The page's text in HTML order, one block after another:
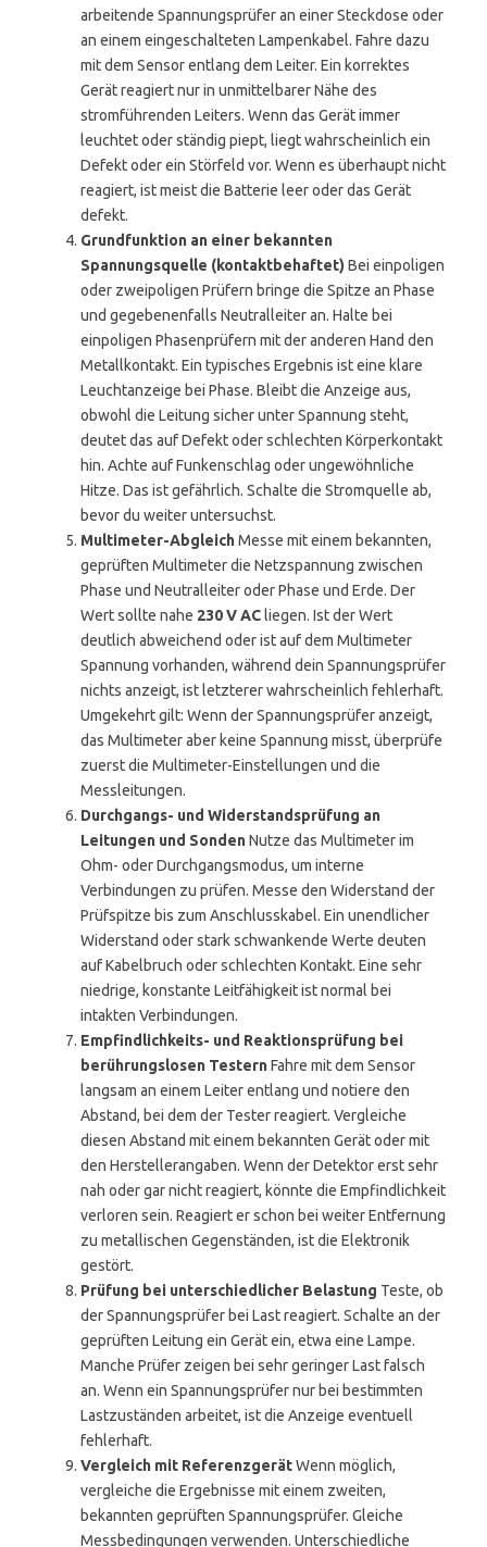
arbeitende Spannungsprüfer an einer Steckdose oder
an einem eingeschalteten Lampenkabel. Fahre dazu
mit dem Sensor entlang dem Leiter. Ein korrektes
Gerät reagiert nur in unmittelbarer Nähe des
stromführenden Leiters. Wenn das Gerät immer
leuchtet oder ständig piept, liegt wahrscheinlich ein
Defekt oder ein Störfeld vor. Wenn es überhaupt nicht
reagiert, ist meist die Batterie leer oder das Gerät
defekt.
Grundfunktion an einer bekannten
Spannungsquelle (kontaktbehaftet) Bei einpoligen
oder zweipoligen Prüfern bringe die Spitze an Phase
und gegebenenfalls Neutralleiter an. Halte bei
einpoligen Phasenprüfern mit der anderen Hand den
Metallkontakt. Ein typisches Ergebnis ist eine klare
Leuchtanzeige bei Phase. Bleibt die Anzeige aus,
obwohl die Leitung sicher unter Spannung steht,
deutet das auf Defekt oder schlechten Körperkontakt
hin. Achte auf Funkenschlag oder ungewöhnliche
Hitze. Das ist gefährlich. Schalte die Stromquelle ab,
bevor du weiter untersuchst.
Multimeter-AbgleichMesse mit einem bekannten,
geprüften Multimeter die Netzspannung zwischen
Phase und Neutralleiter oder Phase und Erde. Der
Wert sollte nahe 230 V AC liegen. Ist der Wert
deutlich abweichend oder ist auf dem Multimeter
Spannung vorhanden, während dein Spannungsprüfer
nichts anzeigt, ist letzterer wahrscheinlich fehlerhaft.
Umgekehrt gilt: Wenn der Spannungsprüfer anzeigt,
das Multimeter aber keine Spannung misst, überprüfe
zuerst die Multimeter-Einstellungen und die
Messleitungen.
Durchgangs- und Widerstandsprüfung an
Leitungen und SondenNutze das Multimeter im
Ohm- oder Durchgangsmodus, um interne
Verbindungen zu prüfen. Messe den Widerstand der
Prüfspitze bis zum Anschlusskabel. Ein unendlicher
Widerstand oder stark schwankende Werte deuten
auf Kabelbruch oder schlechten Kontakt. Eine sehr
niedrige, konstante Leitfähigkeit ist normal bei
intakten Verbindungen.
Empfindlichkeits- und Reaktionsprüfung bei
berührungslosen TesternFahre mit dem Sensor
langsam an einem Leiter entlang und notiere den
Abstand, bei dem der Tester reagiert. Vergleiche
diesen Abstand mit einem bekannten Gerät oder mit
den Herstellerangaben. Wenn der Detektor erst sehr
nah oder gar nicht reagiert, könnte die Empfindlichkeit
verloren sein. Reagiert er schon bei weiter Entfernung
zu metallischen Gegenständen, ist die Elektronik
gestört.
Prüfung bei unterschiedlicher Belastung Teste, ob
der Spannungsprüfer bei Last reagiert. Schalte an der
geprüften Leitung ein Gerät ein, etwa eine Lampe.
Manche Prüfer zeigen bei sehr geringer Last falsch
an. Wenn ein Spannungsprüfer nur bei bestimmten
Lastzuständen arbeitet, ist die Anzeige eventuell
fehlerhaft.
Vergleich mit ReferenzgerätWenn möglich,
vergleiche die Ergebnisse mit einem zweiten,
bekannten geprüften Spannungsprüfer. Gleiche
Messbedingungen verwenden. Unterschiedliche